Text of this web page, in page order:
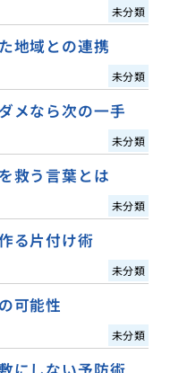
未分類
地域との連携
未分類
メなら次の一手
未分類
救う言葉とは
未分類
る片付け術
未分類
可能性
未分類